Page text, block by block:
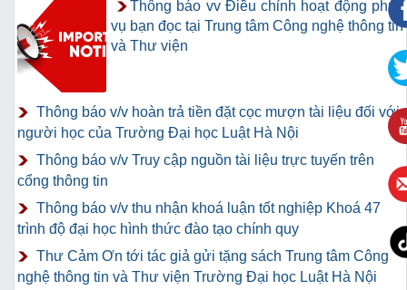
Thông báo vv Điều chỉnh hoạt động phục
vụ bạn đọc tại Trung tâm Công nghệ thông tin
và Thư viện
Thông báo v/v hoàn trả tiền đặt cọc mượn tài liệu đối với
người học của Trường Đại học Luật Hà Nội
Thông báo v/v Truy cập nguồn tài liệu trực tuyến trên
cổng thông tin
Thông báo v/v thu nhận khoá luận tốt nghiệp Khoá 47
trình độ đại học hình thức đào tạo chính quy
Thư Cảm Ơn tới tác giả gửi tặng sách Trung tâm Công
nghệ thông tin và Thư viện Trường Đại học Luật Hà Nội